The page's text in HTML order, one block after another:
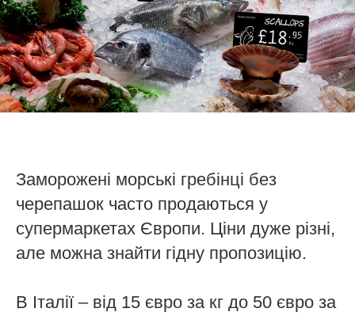
Заморожені морські гребінці без
черепашок часто продаються у
супермаркетах Європи. Ціни дуже різні,
але можна знайти гідну пропозицію.
В Італії – від 15 євро за кг до 50 євро за